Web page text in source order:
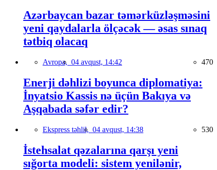
Azərbaycan bazar təmərküzləşməsini
yeni qaydalarla ölçəcək — əsas sınaq
tətbiq olacaq
Avropa, 04 avqust, 14:42 470
Enerji dəhlizi boyunca diplomatiya:
İnyatsio Kassis nə üçün Bakıya və
Aşqabada səfər edir?
Ekspress təhlil, 04 avqust, 14:38 530
İstehsalat qəzalarına qarşı yeni
sığorta modeli: sistem yenilənir,